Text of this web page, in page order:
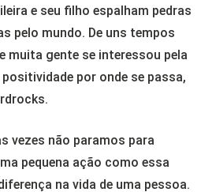
e seu filho espalham pedras
pelo mundo. De uns tempos
muita gente se interessou pela
por onde se passa,
vezes não paramos para
pequena ação como essa
na vida de uma pessoa.